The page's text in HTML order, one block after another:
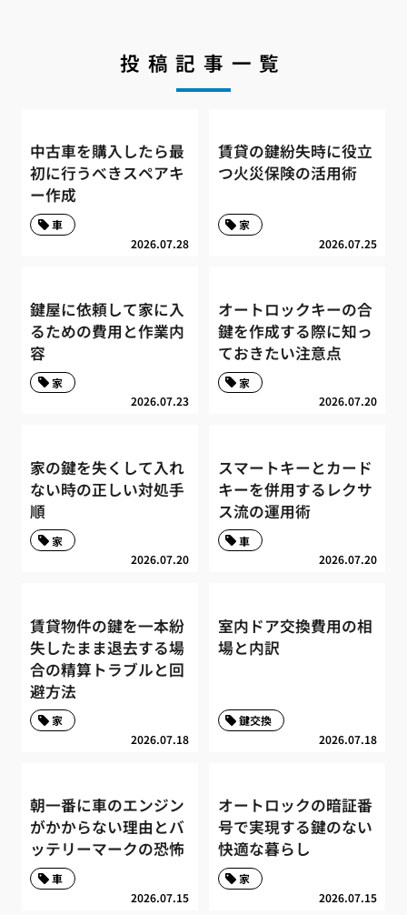
投稿記事一覧
中古車を購入したら最
初に行うべきスペアキ
ー作成
2026.07.28
車
賃貸の鍵紛失時に役立
つ火災保険の活用術
2026.07.25
家
鍵屋に依頼して家に入
るための費用と作業内
容
2026.07.23
家
オートロックキーの合
鍵を作成する際に知っ
ておきたい注意点
2026.07.20
家
家の鍵を失くして入れ
ない時の正しい対処手
順
2026.07.20
家
スマートキーとカード
キーを併用するレクサ
ス流の運用術
2026.07.20
車
賃貸物件の鍵を一本紛
失したまま退去する場
合の精算トラブルと回
避方法
2026.07.18
家
室内ドア交換費用の相
場と内訳
2026.07.18
鍵交換
朝一番に車のエンジン
がかからない理由とバ
ッテリーマークの恐怖
2026.07.15
車
オートロックの暗証番
号で実現する鍵のない
快適な暮らし
2026.07.15
家